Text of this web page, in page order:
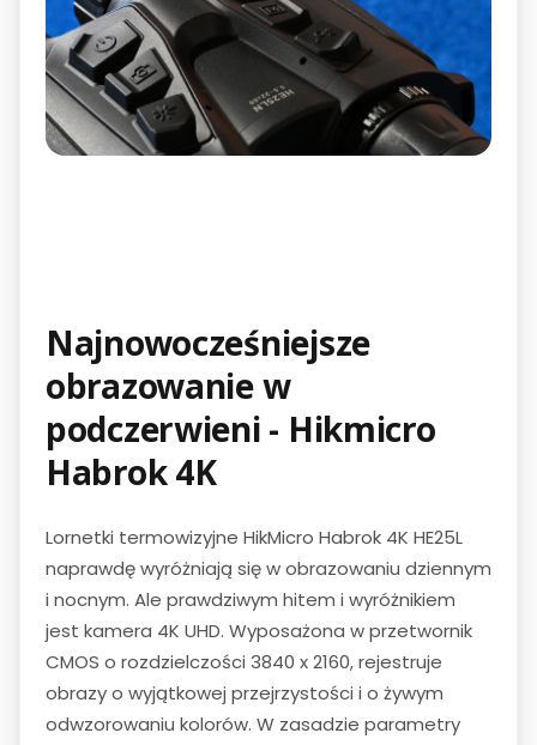
Najnowocześniejsze
obrazowanie w
podczerwieni - Hikmicro
Habrok 4K
Lornetki termowizyjne HikMicro Habrok 4K HE25L
naprawdę wyróżniają się w obrazowaniu dziennym
i nocnym. Ale prawdziwym hitem i wyróżnikiem
jest kamera 4K UHD. Wyposażona w przetwornik
CMOS o rozdzielczości 3840 x 2160, rejestruje
obrazy o wyjątkowej przejrzystości i o żywym
odwzorowaniu kolorów. W zasadzie parametry